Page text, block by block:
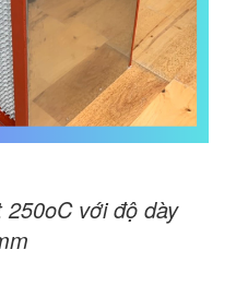
250oC với độ dày